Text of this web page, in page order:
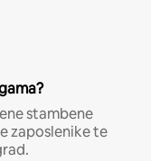
stambene
zaposlenike te